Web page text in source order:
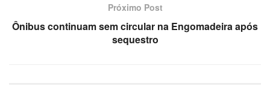
Próximo Post
Ônibus continuam sem circular na Engomadeira após
sequestro